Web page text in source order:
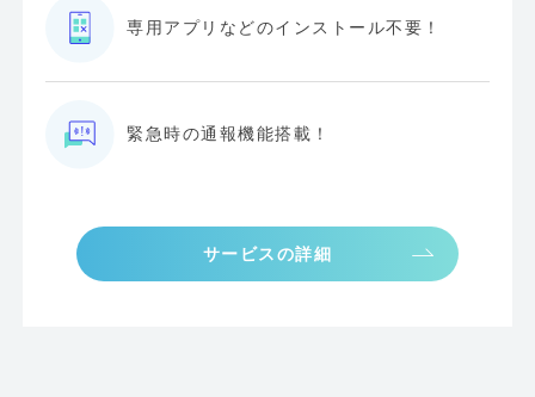
専用アプリなどのインストール不要！
緊急時の通報機能搭載！
サービスの詳細